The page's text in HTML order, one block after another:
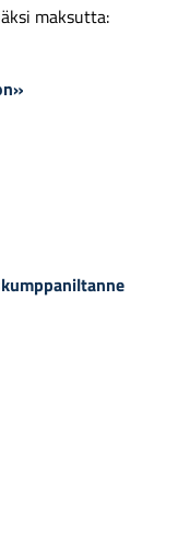
maksutta: